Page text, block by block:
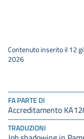
FA PARTE DI
Accreditamento
TRADUZIONI
Contenuto inserito il 12
2026